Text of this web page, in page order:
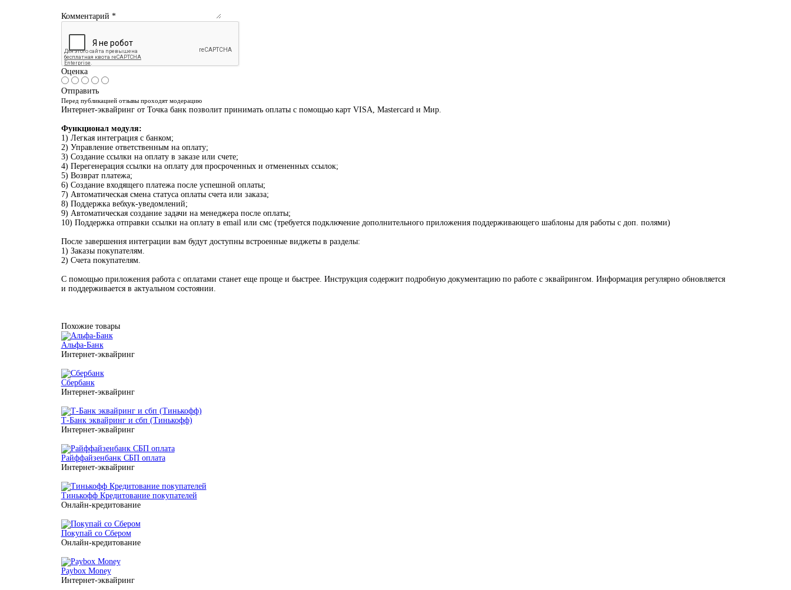
Комментарий *
Оценка
Отправить
Перед публикацией отзывы проходят модерацию
Интернет-эквайринг от Точка банк позволит принимать оплаты с помощью карт VISA, Mastercard и Мир.
Функционал модуля:
1) Легкая интеграция с банком;
2) Управление ответственным на оплату;
3) Создание ссылки на оплату в заказе или счете;
4) Перегенерация ссылки на оплату для просроченных и отмененных ссылок;
5) Возврат платежа;
6) Создание входящего платежа после успешной оплаты;
7) Автоматическая смена статуса оплаты счета или заказа;
8) Поддержка вебхук-уведомлений;
9) Автоматическая создание задачи на менеджера после оплаты;
10) Поддержка отправки ссылки на оплату в email или смс (требуется подключение дополнительного приложения поддерживающего шаблоны для работы с доп. полями)
После завершения интеграции вам будут доступны встроенные виджеты в разделы:
1) Заказы покупателям.
2) Счета покупателям.
С помощью приложения работа с оплатами станет еще проще и быстрее. Инструкция содержит подробную документацию по работе с эквайрингом. Информация регулярно обновляется
и поддерживается в актуальном состоянии.
Похожие товары
Альфа-Банк
Интернет-эквайринг
Сбербанк
Интернет-эквайринг
Т-Банк эквайринг и сбп (Тинькофф)
Интернет-эквайринг
Райффайзенбанк СБП оплата
Интернет-эквайринг
Тинькофф Кредитование покупателей
Онлайн-кредитование
Покупай со Сбером
Онлайн-кредитование
Paybox Money
Интернет-эквайринг